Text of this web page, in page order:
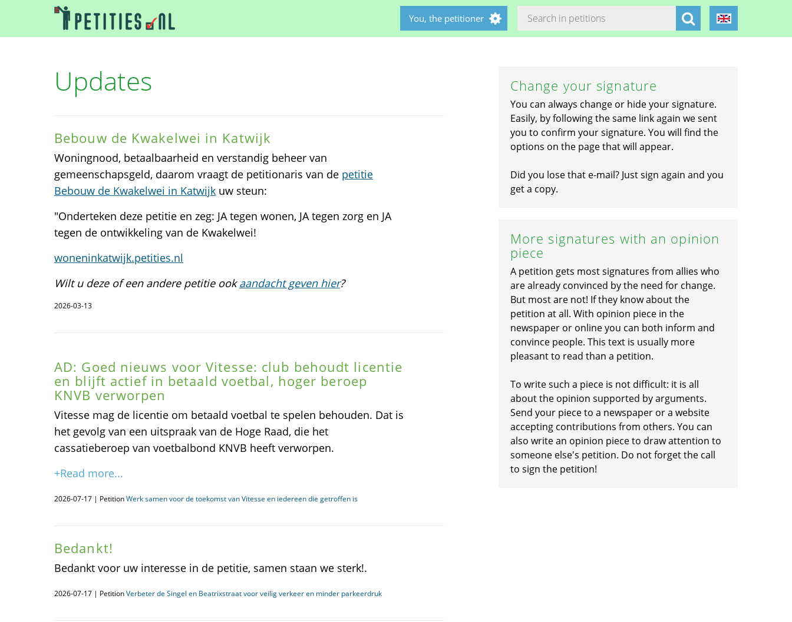
You, the petitioner
Updates
Bebouw de Kwakelwei in Katwijk
Woningnood, betaalbaarheid en verstandig beheer van
gemeenschapsgeld, daarom vraagt de petitionaris van de petitie
Bebouw de Kwakelwei in Katwijk uw steun:
"Onderteken deze petitie en zeg: JA tegen wonen, JA tegen zorg en JA
tegen de ontwikkeling van de Kwakelwei!
woneninkatwijk.petities.nl
Wilt u deze of een andere petitie ookaandacht geven hier?
2026-03-13
AD: Goed nieuws voor Vitesse: club behoudt licentie
en blijft actief in betaald voetbal, hoger beroep
KNVB verworpen
Vitesse mag de licentie om betaald voetbal te spelen behouden. Dat is
het gevolg van een uitspraak van de Hoge Raad, die het
cassatieberoep van voetbalbond KNVB heeft verworpen.
+Read more...
2026-07-17 | PetitionWerk samen voor de toekomst van Vitesse en iedereen die getroffen is
Bedankt!
Bedankt voor uw interesse in de petitie, samen staan we sterk!.
2026-07-17 | PetitionVerbeter de Singel en Beatrixstraat voor veilig verkeer en minder parkeerdruk
Change your signature
You can always change or hide your signature.
Easily, by following the same link again we sent
you to confirm your signature. You will find the
options on the page that will appear.
Did you lose that e-mail? Just sign again and you
get a copy.
More signatures with an opinion
piece
A petition gets most signatures from allies who
are already convinced by the need for change.
But most are not! If they know about the
petition at all. With opinion piece in the
newspaper or online you can both inform and
convince people. This text is usually more
pleasant to read than a petition.
To write such a piece is not difficult: it is all
about the opinion supported by arguments.
Send your piece to a newspaper or a website
accepting contributions from others. You can
also write an opinion piece to draw attention to
someone else's petition. Do not forget the call
to sign the petition!